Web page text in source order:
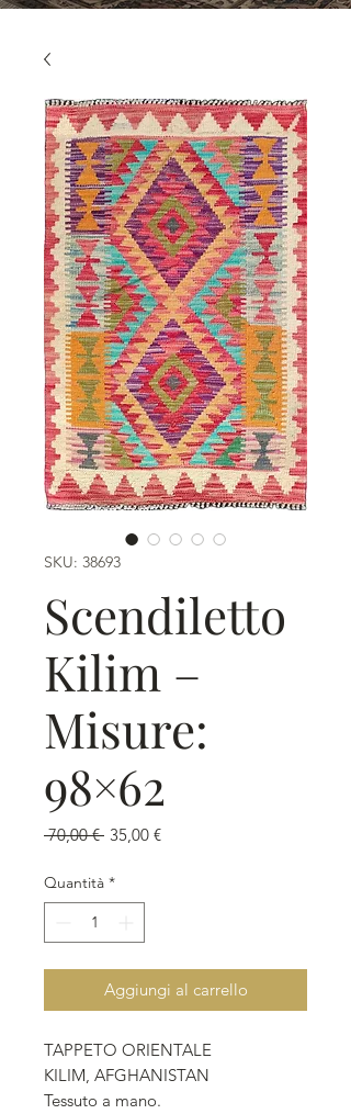
SKU: 38693
Scendiletto
Kilim –
Misure:
98×62
70,00 € Prezzo
35,00 €Prezzo
Quantità *
Aggiungi al carrello
TAPPETO ORIENTALE
KILIM, AFGHANISTAN
Tessuto a mano.